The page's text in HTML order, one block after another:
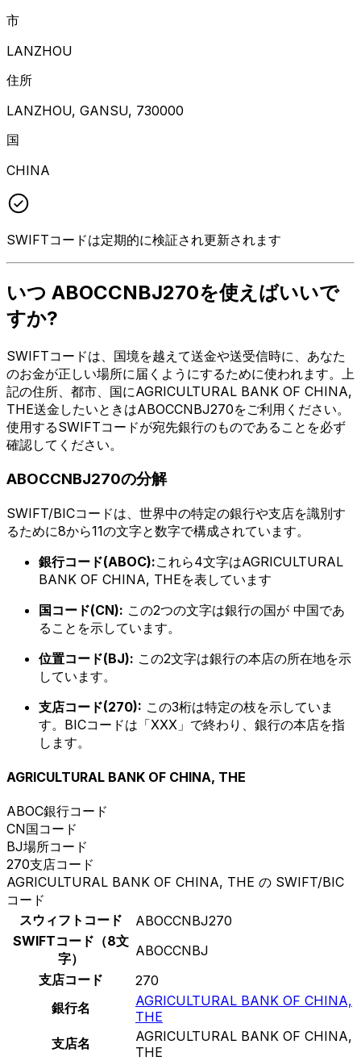
市
LANZHOU
住所
LANZHOU, GANSU, 730000
国
CHINA
SWIFTコードは定期的に検証され更新されます
いつ ABOCCNBJ270を使えばいいで
すか?
SWIFTコードは、国境を越えて送金や送受信時に、あなた
のお金が正しい場所に届くようにするために使われます。上
記の住所、都市、国にAGRICULTURAL BANK OF CHINA,
THE送金したいときはABOCCNBJ270をご利用ください。
使用するSWIFTコードが宛先銀行のものであることを必ず
確認してください。
ABOCCNBJ270の分解
SWIFT/BICコードは、世界中の特定の銀行や支店を識別す
るために8から11の文字と数字で構成されています。
銀行コード(ABOC):これら4文字はAGRICULTURAL
BANK OF CHINA, THEを表しています
国コード(CN): この2つの文字は銀行の国が 中国であ
ることを示しています。
位置コード(BJ): この2文字は銀行の本店の所在地を示
しています。
支店コード(270): この3桁は特定の枝を示していま
す。BICコードは「XXX」で終わり、銀行の本店を指
します。
AGRICULTURAL BANK OF CHINA, THE
ABOC銀行コード
CN国コード
BJ場所コード
270支店コード
AGRICULTURAL BANK OF CHINA, THE の SWIFT/BIC
コード
スウィフトコード
ABOCCNBJ270
SWIFTコード（8文
字）
ABOCCNBJ
支店コード
270
銀行名
AGRICULTURAL BANK OF CHINA,
THE
支店名
AGRICULTURAL BANK OF CHINA,
THE